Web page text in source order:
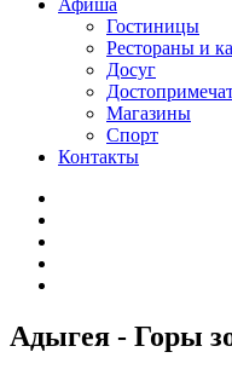
Гостиницы
Рестораны и
Досуг
Магазины
Спорт
Контакты
Адыгея - Горы